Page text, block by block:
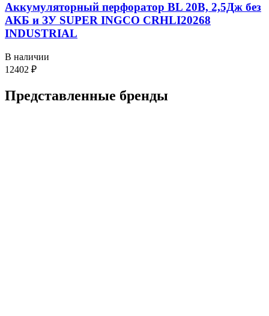
Аккумуляторный перфоратор BL 20В, 2,5Дж без
АКБ и ЗУ SUPER INGCO CRHLI20268
INDUSTRIAL
В наличии
12402 ₽
Представленные бренды